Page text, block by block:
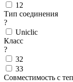
12
Тип соединения
?
Uniclic
Класс
?
32
33
Совместимость с